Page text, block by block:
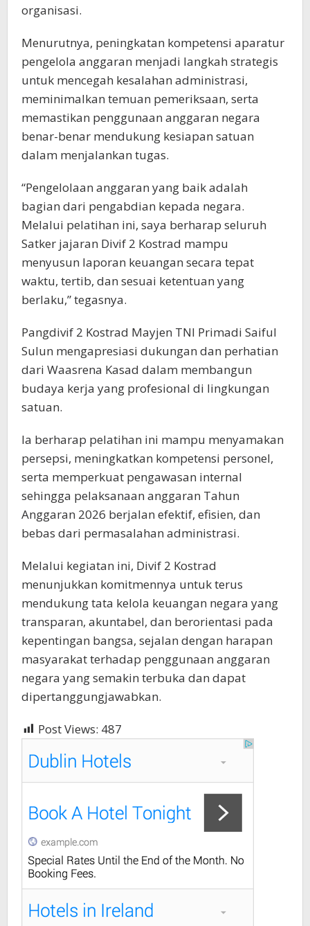
organisasi.
Menurutnya, peningkatan kompetensi aparatur
pengelola anggaran menjadi langkah strategis
untuk mencegah kesalahan administrasi,
meminimalkan temuan pemeriksaan, serta
memastikan penggunaan anggaran negara
benar-benar mendukung kesiapan satuan
dalam menjalankan tugas.
“Pengelolaan anggaran yang baik adalah
bagian dari pengabdian kepada negara.
Melalui pelatihan ini, saya berharap seluruh
Satker jajaran Divif 2 Kostrad mampu
menyusun laporan keuangan secara tepat
waktu, tertib, dan sesuai ketentuan yang
berlaku,” tegasnya.
Pangdivif 2 Kostrad Mayjen TNI Primadi Saiful
Sulun mengapresiasi dukungan dan perhatian
dari Waasrena Kasad dalam membangun
budaya kerja yang profesional di lingkungan
satuan.
Ia berharap pelatihan ini mampu menyamakan
persepsi, meningkatkan kompetensi personel,
serta memperkuat pengawasan internal
sehingga pelaksanaan anggaran Tahun
Anggaran 2026 berjalan efektif, efisien, dan
bebas dari permasalahan administrasi.
Melalui kegiatan ini, Divif 2 Kostrad
menunjukkan komitmennya untuk terus
mendukung tata kelola keuangan negara yang
transparan, akuntabel, dan berorientasi pada
kepentingan bangsa, sejalan dengan harapan
masyarakat terhadap penggunaan anggaran
negara yang semakin terbuka dan dapat
dipertanggungjawabkan.
Post Views: 487